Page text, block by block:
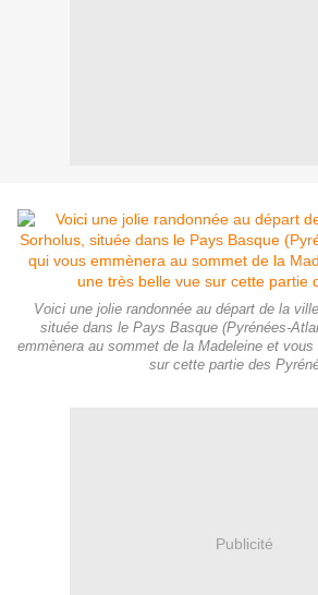
Voici une jolie randonnée au départ de la
située dans le Pays Basque (Pyrénées-
emmènera au sommet de la Madeleine et
sur cette partie des
Publicité